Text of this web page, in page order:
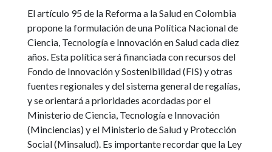
El artículo 95 de la Reforma a la Salud en Colombia
propone la formulación de una Política Nacional de
Ciencia, Tecnología e Innovación en Salud cada diez
años. Esta política será financiada con recursos del
Fondo de Innovación y Sostenibilidad (FIS) y otras
fuentes regionales y del sistema general de regalías,
y se orientará a prioridades acordadas por el
Ministerio de Ciencia, Tecnología e Innovación
(Minciencias) y el Ministerio de Salud y Protección
Social (Minsalud). Es importante recordar que la Ley